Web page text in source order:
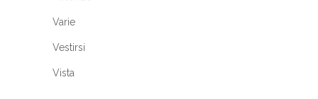
Varie
Vestirsi
Vista